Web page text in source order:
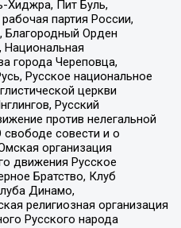
Хиджра, Пит Буль,
партия России,
Благородный Орден
города Череповца,
Русское национальное
церкви
Русский
против нелегальной
совести и о
организация
движения Русское
Братство, Клуб
Динамо,
религиозная организация
Русского народа